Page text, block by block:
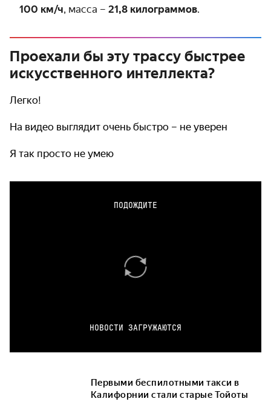
100 км/ч, масса – 21,8 килограммов.
Проехали бы эту трассу быстрее
искусственного интеллекта?
Легко!
На видео выглядит очень быстро – не уверен
Я так просто не умею
ПОДОЖДИТЕ
НОВОСТИ ЗАГРУЖАЮТСЯ
Первыми беспилотными такси в
Калифорнии стали старые Тойоты